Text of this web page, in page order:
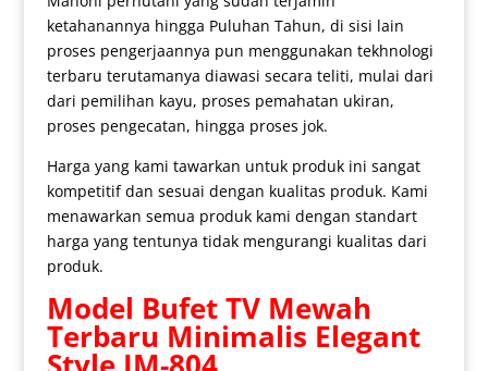
ketahanannya hingga Puluhan Tahun, di sisi lain
proses pengerjaannya pun menggunakan tekhnologi
terbaru terutamanya diawasi secara teliti, mulai dari
dari pemilihan kayu, proses pemahatan ukiran,
proses pengecatan, hingga proses jok.
Harga yang kami tawarkan untuk produk ini sangat
kompetitif dan sesuai dengan kualitas produk. Kami
menawarkan semua produk kami dengan standart
harga yang tentunya tidak mengurangi kualitas dari
produk.
Model Bufet TV Mewah
Terbaru Minimalis Elegant